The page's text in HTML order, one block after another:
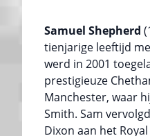
Samuel Shepherd
tienjarige leeftijd
werd in 2001
prestigieuze
Manchester, waar
Smith. Sam
Dixon aan het